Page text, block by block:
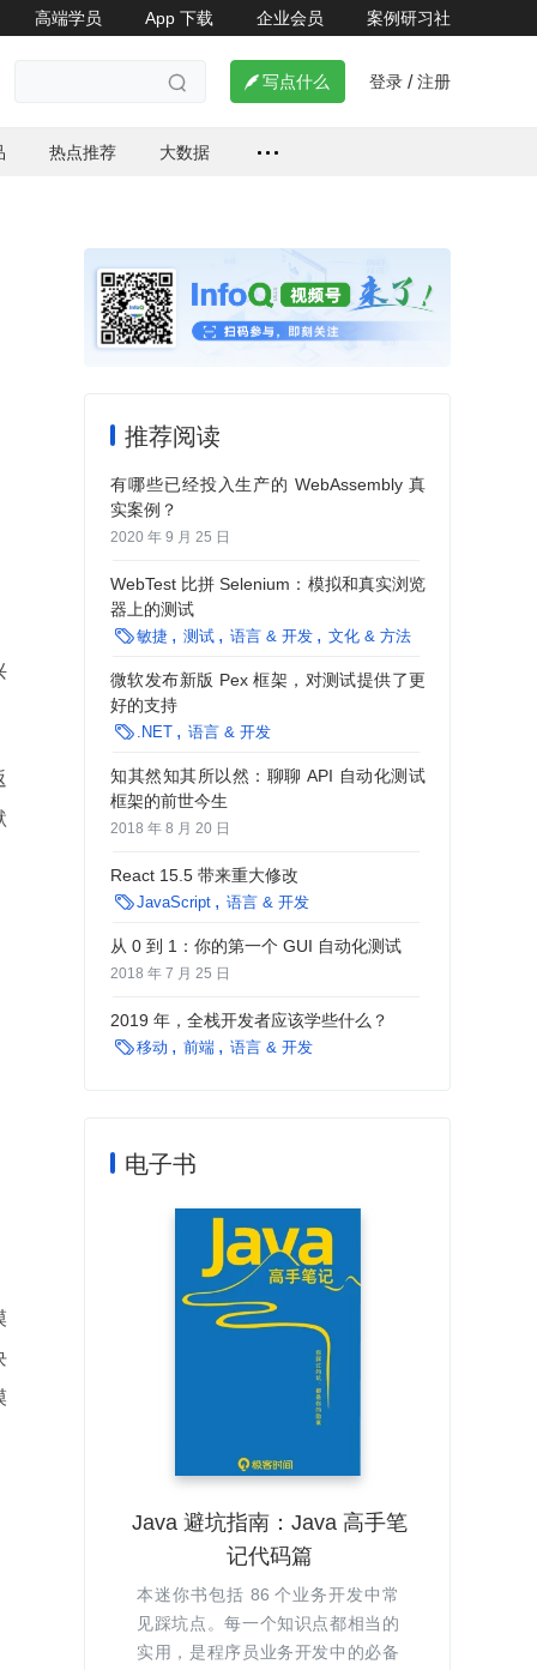
高端学员 App 下载 企业会员 案例研习社
  写点什么 登录 / 注册
热点推荐 大数据
推荐阅读
有哪些已经投入生产的 WebAssembly 真
实案例？
2020 年 9 月 25 日
WebTest 比拼 Selenium：模拟和真实浏览
器上的测试
敏捷 测试 语言 & 开发 文化 & 方法
微软发布新版 Pex 框架，对测试提供了更
好的支持
 .NET 语言 & 开发
知其然知其所以然：聊聊 API 自动化测试
框架的前世今生
2018 年 8 月 20 日
React 15.5 带来重大修改
JavaScript 语言 & 开发
从 0 到 1：你的第一个 GUI 自动化测试
2018 年 7 月 25 日
2019 年，全栈开发者应该学些什么？
移动 前端 语言 & 开发
电子书
Java 避坑指南：Java 高手笔
记代码篇
本迷你书包括 86 个业务开发中常
见踩坑点。每一个知识点都相当的
实用，是程序员业务开发中的必备